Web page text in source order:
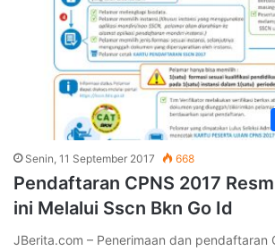
Senin, 11 September 2017 668
Pendaftaran CPNS 2017
ini Melalui Sscn Bkn Go Id
JBerita.com – Penerimaan dan pendaftaran